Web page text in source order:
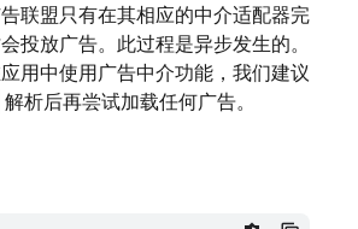
联盟只有在其相应的中介适配器完
投放广告。此过程是异步发生的。
用中使用广告中介功能，我们建议
解析后再尝试加载任何广告。